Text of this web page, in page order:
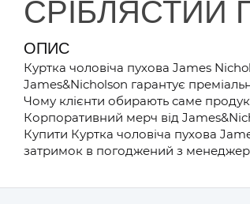
СРІБЛЯСТИЙ
ОПИС
Куртка чоловіча пухова James
James&Nicholson гарантує
Чому клієнти обирають саме
Корпоративний мерч від
Купити Куртка чоловіча пухова
затримок в погоджений з